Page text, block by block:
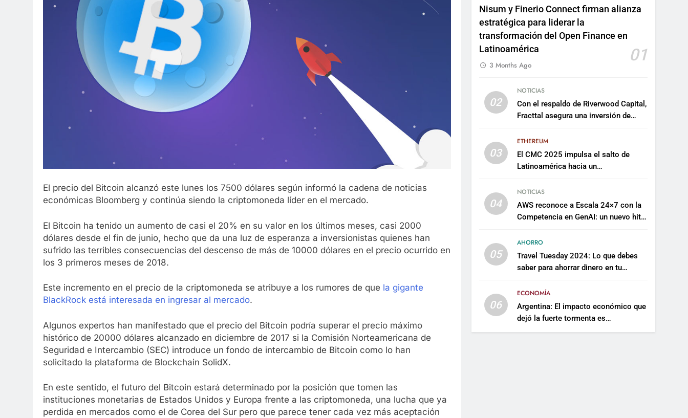
El precio del Bitcoin alcanzó este lunes los 7500 dólares según informó la cadena de noticias
económicas Bloomberg y continúa siendo la criptomoneda líder en el mercado.
El Bitcoin ha tenido un aumento de casi el 20% en su valor en los últimos meses, casi 2000
dólares desde el fin de junio, hecho que da una luz de esperanza a inversionistas quienes han
sufrido las terribles consecuencias del descenso de más de 10000 dólares en el precio ocurrido en
los 3 primeros meses de 2018.
Este incremento en el precio de la criptomoneda se atribuye a los rumores de que la gigante
BlackRock está interesada en ingresar al mercado.
Algunos expertos han manifestado que el precio del Bitcoin podría superar el precio máximo
histórico de 20000 dólares alcanzado en diciembre de 2017 si la Comisión Norteamericana de
Seguridad e Intercambio (SEC) introduce un fondo de intercambio de Bitcoin como lo han
solicitado la plataforma de Blockchain SolidX.
En este sentido, el futuro del Bitcoin estará determinado por la posición que tomen las
instituciones monetarias de Estados Unidos y Europa frente a las criptomoneda, una lucha que ya
perdida en mercados como el de Corea del Sur pero que parece tener cada vez más aceptación
Nisum y Finerio Connect firman alianza
estratégica para liderar la
transformación del Open Finance en
Latinoamérica
01
3 Months Ago
02
NOTICIAS
Con el respaldo de Riverwood Capital,
Fracttal asegura una inversión de
plataforma
03
ETHEREUM
El CMC 2025 impulsa el salto de
Latinoamérica hacia un
sostenible
04
NOTICIAS
AWS reconoce a Escala 24×7 con la
Competencia en GenAI: un nuevo hito
artificial empresarial
05
AHORRO
Travel Tuesday 2024: Lo que debes
saber para ahorrar dinero en tu
06
ECONOMÍA
Argentina: El impacto económico que
dejó la fuerte tormenta es
incalculable